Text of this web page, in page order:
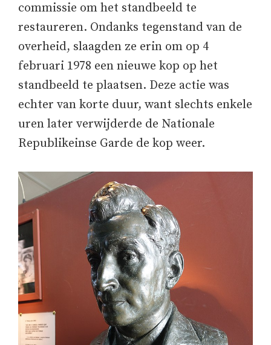
commissie om het standbeeld te
restaureren. Ondanks tegenstand van de
overheid, slaagden ze erin om op 4
februari 1978 een nieuwe kop op het
standbeeld te plaatsen. Deze actie was
echter van korte duur, want slechts enkele
uren later verwijderde de Nationale
Republikeinse Garde de kop weer.